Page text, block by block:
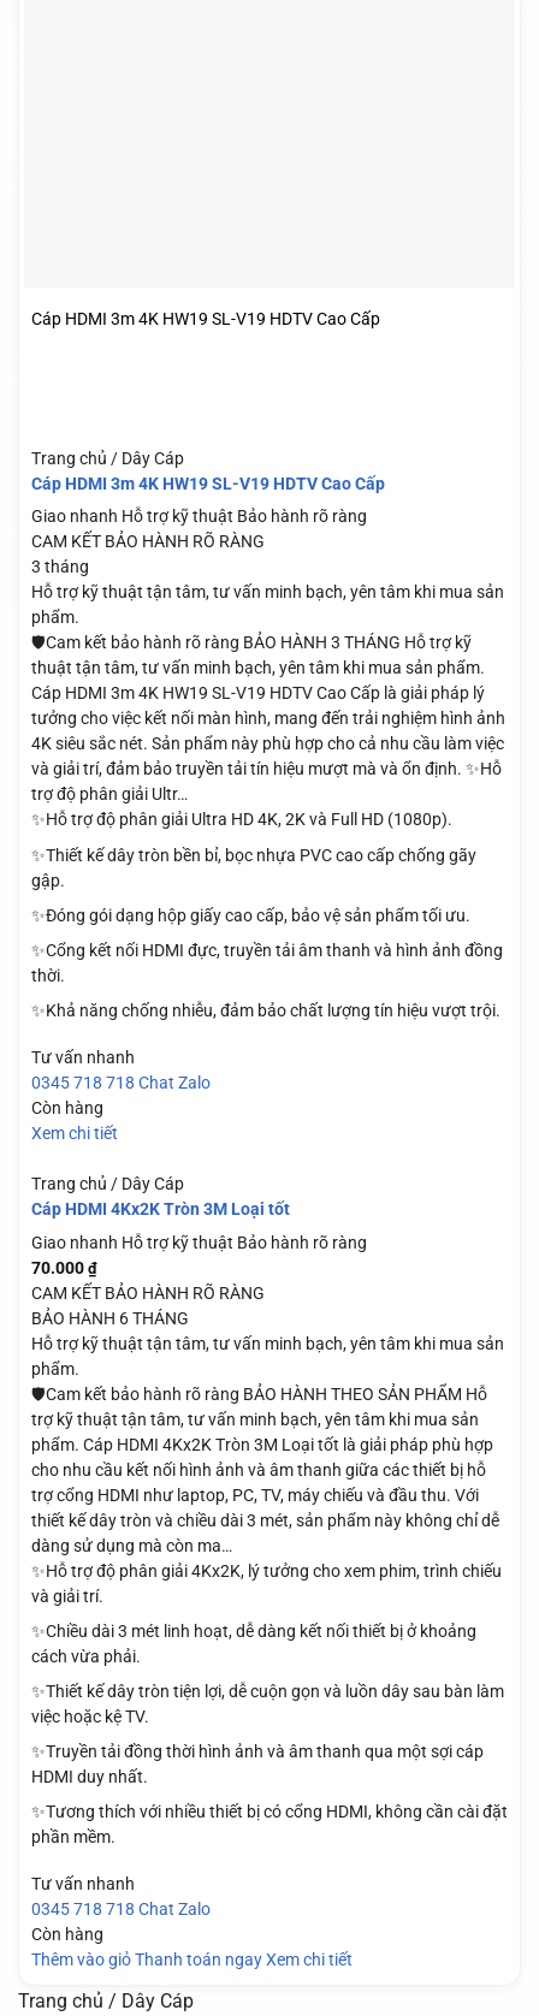
Cáp HDMI 3m 4K HW19 SL-V19 HDTV Cao Cấp
Trang chủ / Dây Cáp
Cáp HDMI 3m 4K HW19 SL-V19 HDTV Cao Cấp
Giao nhanh Hỗ trợ kỹ thuật Bảo hành rõ ràng
CAM KẾT BẢO HÀNH RÕ RÀNG
3 tháng
Hỗ trợ kỹ thuật tận tâm, tư vấn minh bạch, yên tâm khi mua sản
phẩm.
🛡️Cam kết bảo hành rõ ràng BẢO HÀNH 3 THÁNG Hỗ trợ kỹ
thuật tận tâm, tư vấn minh bạch, yên tâm khi mua sản phẩm.
Cáp HDMI 3m 4K HW19 SL-V19 HDTV Cao Cấp là giải pháp lý
tưởng cho việc kết nối màn hình, mang đến trải nghiệm hình ảnh
4K siêu sắc nét. Sản phẩm này phù hợp cho cả nhu cầu làm việc
và giải trí, đảm bảo truyền tải tín hiệu mượt mà và ổn định. ✨Hỗ
trợ độ phân giải Ultr…
✨Hỗ trợ độ phân giải Ultra HD 4K, 2K và Full HD (1080p).
✨Thiết kế dây tròn bền bỉ, bọc nhựa PVC cao cấp chống gãy
gập.
✨Đóng gói dạng hộp giấy cao cấp, bảo vệ sản phẩm tối ưu.
✨Cổng kết nối HDMI đực, truyền tải âm thanh và hình ảnh đồng
thời.
✨Khả năng chống nhiễu, đảm bảo chất lượng tín hiệu vượt trội.
Tư vấn nhanh
0345 718 718 Chat Zalo
Còn hàng
Xem chi tiết
Trang chủ / Dây Cáp
Cáp HDMI 4Kx2K Tròn 3M Loại tốt
Giao nhanh Hỗ trợ kỹ thuật Bảo hành rõ ràng
70.000 ₫
CAM KẾT BẢO HÀNH RÕ RÀNG
BẢO HÀNH 6 THÁNG
Hỗ trợ kỹ thuật tận tâm, tư vấn minh bạch, yên tâm khi mua sản
phẩm.
🛡️Cam kết bảo hành rõ ràng BẢO HÀNH THEO SẢN PHẨM Hỗ
trợ kỹ thuật tận tâm, tư vấn minh bạch, yên tâm khi mua sản
phẩm. Cáp HDMI 4Kx2K Tròn 3M Loại tốt là giải pháp phù hợp
cho nhu cầu kết nối hình ảnh và âm thanh giữa các thiết bị hỗ
trợ cổng HDMI như laptop, PC, TV, máy chiếu và đầu thu. Với
thiết kế dây tròn và chiều dài 3 mét, sản phẩm này không chỉ dễ
dàng sử dụng mà còn ma…
✨Hỗ trợ độ phân giải 4Kx2K, lý tưởng cho xem phim, trình chiếu
và giải trí.
✨Chiều dài 3 mét linh hoạt, dễ dàng kết nối thiết bị ở khoảng
cách vừa phải.
✨Thiết kế dây tròn tiện lợi, dễ cuộn gọn và luồn dây sau bàn làm
việc hoặc kệ TV.
✨Truyền tải đồng thời hình ảnh và âm thanh qua một sợi cáp
HDMI duy nhất.
✨Tương thích với nhiều thiết bị có cổng HDMI, không cần cài đặt
phần mềm.
Tư vấn nhanh
0345 718 718 Chat Zalo
Còn hàng
Thêm vào giỏ Thanh toán ngay Xem chi tiết
Trang chủ / Dây Cáp